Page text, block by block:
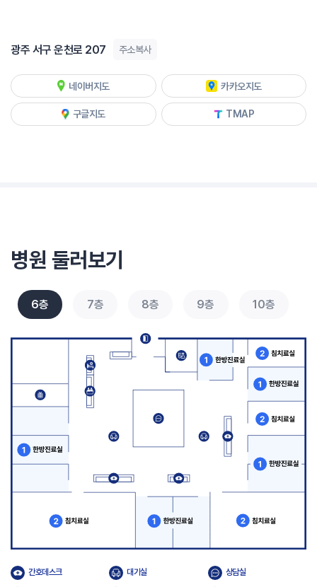
광주 서구 운천로 207 주소복사
네이버지도 카카오지도
구글지도 TMAP
병원 둘러보기
6층 7층 8층 9층 10층
간호데스크 대기실 상담실